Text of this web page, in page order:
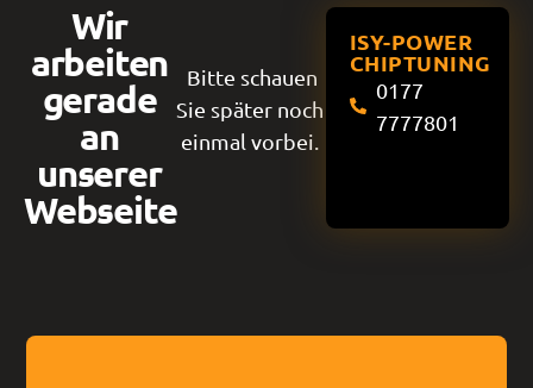
Wir
arbeiten
gerade
an
unserer
Webseite
Bitte schauen
Sie später noch
einmal vorbei.
ISY-POWER
CHIPTUNING
0177
7777801